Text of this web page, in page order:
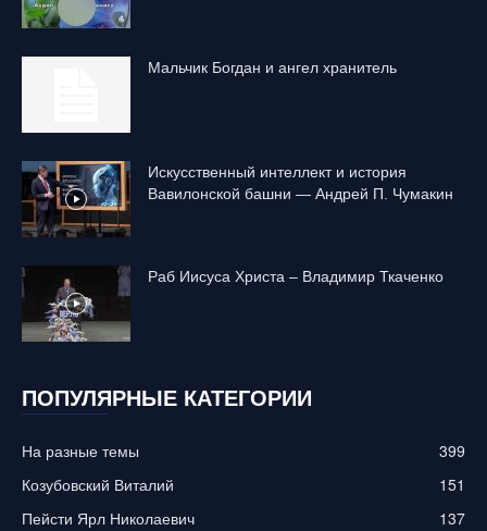
Mальчик Богдан и ангел хранитель
Искусственный интеллект и история
Вавилонской башни — Андрей П. Чумакин
Раб Иисуса Христа – Владимир Ткаченко
ПОПУЛЯРНЫЕ КАТЕГОРИИ
На разные темы
399
Козубовский Виталий
151
Пейсти Ярл Николаевич
137